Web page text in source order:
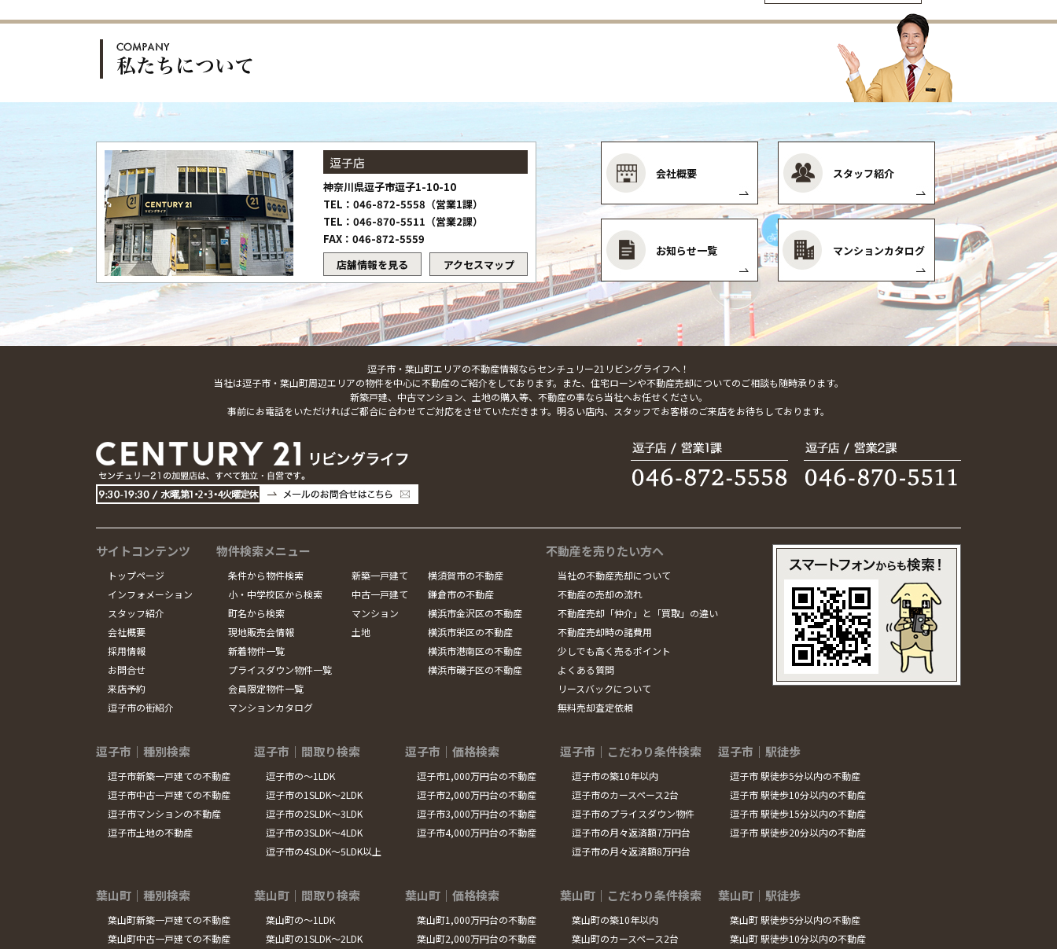
逗子店
神奈川県逗子市逗子1-10-10
TEL：046-872-5558（営業1課）
TEL：046-870-5511（営業2課）
FAX：046-872-5559
店舗情報を見る
アクセスマップ
会社概要 スタッフ紹介
お知らせ一覧 マンションカタログ
逗子市・葉山町エリアの不動産情報ならセンチュリー21リビングライフへ！
当社は逗子市・葉山町周辺エリアの物件を中心に不動産のご紹介をしております。また、住宅ローンや不動産売却についてのご相談も随時承ります。
新築戸建、中古マンション、土地の購入等、不動産の事なら当社へお任せください。
事前にお電話をいただければご都合に合わせてご対応をさせていただきます。明るい店内、スタッフでお客様のご来店をお待ちしております。
サイトコンテンツ
トップページ
インフォメーション
スタッフ紹介
会社概要
採用情報
お問合せ
来店予約
逗子市の街紹介
物件検索メニュー
条件から物件検索
小・中学校区から検索
町名から検索
現地販売会情報
新着物件一覧
プライスダウン物件一覧
会員限定物件一覧
マンションカタログ
新築一戸建て
中古一戸建て
マンション
土地
横須賀市の不動産
鎌倉市の不動産
横浜市金沢区の不動産
横浜市栄区の不動産
横浜市港南区の不動産
横浜市磯子区の不動産
不動産を売りたい方へ
当社の不動産売却について
不動産の売却の流れ
不動産売却「仲介」と「買取」の違い
不動産売却時の諸費用
少しでも高く売るポイント
よくある質問
リースバックについて
無料売却査定依頼
逗子市｜種別検索
逗子市新築一戸建ての不動産
逗子市中古一戸建ての不動産
逗子市マンションの不動産
逗子市土地の不動産
逗子市｜間取り検索
逗子市の～1LDK
逗子市の1SLDK～2LDK
逗子市の2SLDK～3LDK
逗子市の3SLDK～4LDK
逗子市の4SLDK～5LDK以上
逗子市｜価格検索
逗子市1,000万円台の不動産
逗子市2,000万円台の不動産
逗子市3,000万円台の不動産
逗子市4,000万円台の不動産
逗子市｜こだわり条件検索
逗子市の築10年以内
逗子市のカースペース2台
逗子市のプライスダウン物件
逗子市の月々返済額7万円台
逗子市の月々返済額8万円台
逗子市｜駅徒歩
逗子市 駅徒歩5分以内の不動産
逗子市 駅徒歩10分以内の不動産
逗子市 駅徒歩15分以内の不動産
逗子市 駅徒歩20分以内の不動産
葉山町｜種別検索
葉山町新築一戸建ての不動産
葉山町中古一戸建ての不動産
葉山町｜間取り検索
葉山町の～1LDK
葉山町の1SLDK～2LDK
葉山町｜価格検索
葉山町1,000万円台の不動産
葉山町2,000万円台の不動産
葉山町｜こだわり条件検索
葉山町の築10年以内
葉山町のカースペース2台
葉山町｜駅徒歩
葉山町 駅徒歩5分以内の不動産
葉山町 駅徒歩10分以内の不動産